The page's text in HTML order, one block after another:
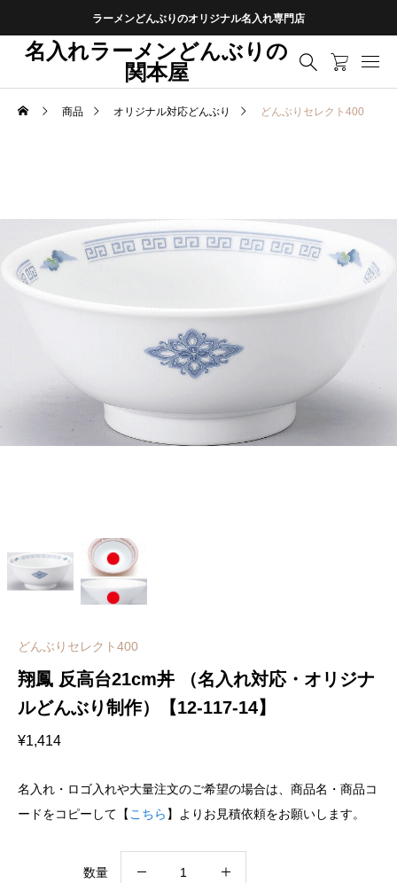
ラーメンどんぶりのオリジナル名入れ専門店
名入れラーメンどんぶりの
関本屋
商品 オリジナル対応どんぶり どんぶりセレクト400
どんぶりセレクト400
翔鳳 反高台21cm丼 （名入れ対応・オリジナ
ルどんぶり制作）【12-117-14】
¥1,414
名入れ・ロゴ入れや大量注文のご希望の場合は、商品名・商品コ
ードをコピーして【 こちら 】よりお見積依頼をお願いします。
数量